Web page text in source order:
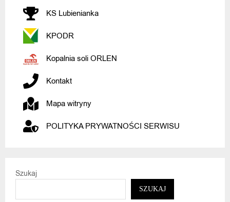
KS Lubienianka
KPODR
Kopalnia soli ORLEN
Kontakt
Mapa witryny
POLITYKA PRYWATNOŚCI SERWISU
Szukaj
SZUKAJ